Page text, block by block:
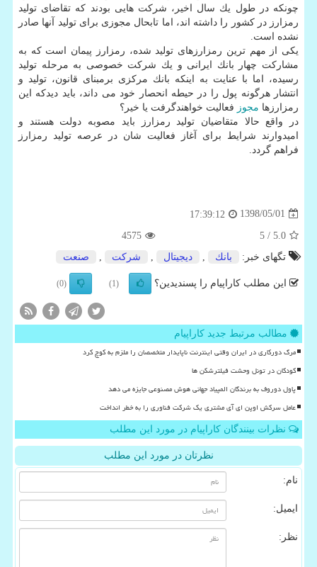
چونكه در طول یك سال اخیر، شركت هایی بودند كه تقاضای تولید
رمزارز در كشور را داشته اند، اما تابحال مجوزی برای تولید آنها صادر
نشده است.
یكی از مهم ترین رمزارزهای تولید شده، رمزارز پیمان است كه به
مشاركت چهار بانك ایرانی و یك شركت خصوصی به مرحله تولید
رسیده، اما با عنایت به اینكه بانك مركزی برمبنای قانون، تولید و
انتشار هرگونه پول را در حیطه انحصار خود می داند، باید دیدكه این
رمزارزها مجوز فعالیت خواهندگرفت یا خیر؟
در واقع حالا متقاضیان تولید رمزارز باید مصوبه دولت هستند و
امیدوارند شرایط برای آغاز فعالیت شان در عرصه تولید رمزارز
فراهم گردد.
1398/05/01
17:39:12
5.0
/ 5
4575
تگهای خبر:
بانك دیجیتال شركت صنعت
این مطلب کاراپیام را پسندیدین؟ (1)
(0)
مطالب مرتبط جدید کاراپیام
مرگ دورکاری در ایران وقتی اینترنت ناپایدار متخصصان را ملزم به کوچ کرد
کودکان در تونل وحشت فیلترشکن ها
پاول دوروف به برندگان المپیاد جهانی هوش مصنوعی جایزه می دهد
عامل سرکش اوپن ای آی مشتری یک شرکت فناوری را به خطر انداخت
نظرات بینندگان کاراپیام در مورد این مطلب
نظرتان در مورد این مطلب
نام:
ایمیل:
نظر: